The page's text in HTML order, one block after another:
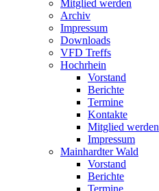
Mitglied werden
Archiv
Impressum
Downloads
VFD Treffs
Hochrhein
Vorstand
Berichte
Termine
Kontakte
Mitglied werden
Impressum
Mainhardter Wald
Vorstand
Berichte
Termine